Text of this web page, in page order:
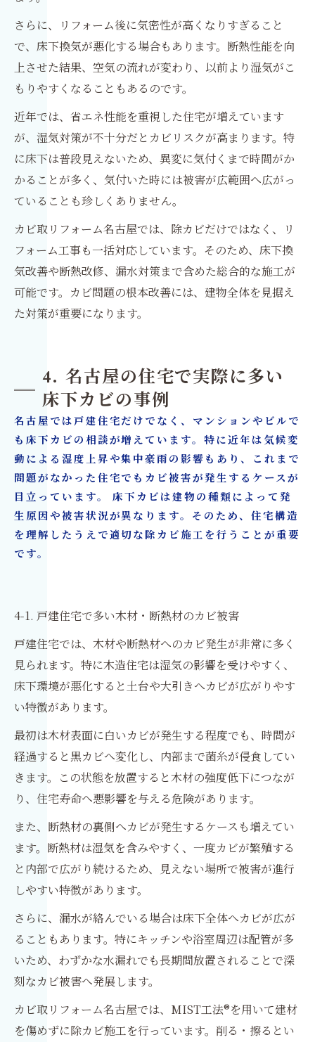
さらに、リフォーム後に気密性が高くなりすぎること
で、床下換気が悪化する場合もあります。断熱性能を向
上させた結果、空気の流れが変わり、以前より湿気がこ
もりやすくなることもあるのです。
近年では、省エネ性能を重視した住宅が増えています
が、湿気対策が不十分だとカビリスクが高まります。特
に床下は普段見えないため、異変に気付くまで時間がか
かることが多く、気付いた時には被害が広範囲へ広がっ
ていることも珍しくありません。
カビ取リフォーム名古屋では、除カビだけではなく、リ
フォーム工事も一括対応しています。そのため、床下換
気改善や断熱改修、漏水対策まで含めた総合的な施工が
可能です。カビ問題の根本改善には、建物全体を見据え
た対策が重要になります。
4. 名古屋の住宅で実際に多い
床下カビの事例
名古屋では戸建住宅だけでなく、マンションやビルで
も床下カビの相談が増えています。特に近年は気候変
動による湿度上昇や集中豪雨の影響もあり、これまで
問題がなかった住宅でもカビ被害が発生するケースが
目立っています。 床下カビは建物の種類によって発
生原因や被害状況が異なります。そのため、住宅構造
を理解したうえで適切な除カビ施工を行うことが重要
です。
4-1. 戸建住宅で多い木材・断熱材のカビ被害
戸建住宅では、木材や断熱材へのカビ発生が非常に多く
見られます。特に木造住宅は湿気の影響を受けやすく、
床下環境が悪化すると土台や大引きへカビが広がりやす
い特徴があります。
最初は木材表面に白いカビが発生する程度でも、時間が
経過すると黒カビへ変化し、内部まで菌糸が侵食してい
きます。この状態を放置すると木材の強度低下につなが
り、住宅寿命へ悪影響を与える危険があります。
また、断熱材の裏側へカビが発生するケースも増えてい
ます。断熱材は湿気を含みやすく、一度カビが繁殖する
と内部で広がり続けるため、見えない場所で被害が進行
しやすい特徴があります。
さらに、漏水が絡んでいる場合は床下全体へカビが広が
ることもあります。特にキッチンや浴室周辺は配管が多
いため、わずかな水漏れでも長期間放置されることで深
刻なカビ被害へ発展します。
カビ取リフォーム名古屋では、MIST工法®を用いて建材
を傷めずに除カビ施工を行っています。削る・擦るとい